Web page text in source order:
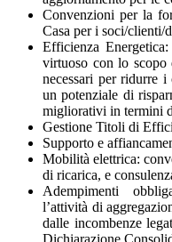
Convenzioni per la
Casa per i soci/clienti/
Efficienza
virtuoso con lo
necessari per ridurre
un potenziale di
migliorativi in termini
Gestione Titoli di
Supporto e
Mobilità elettrica:
di ricarica, e
Adempimenti
l’attività di
dalle incombenze